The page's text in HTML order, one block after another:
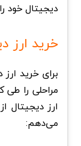
دیجیتال خود
خرید ارز
برای خرید ارز
مراحلی را طی
ارز دیجیتال
می‌دهم: